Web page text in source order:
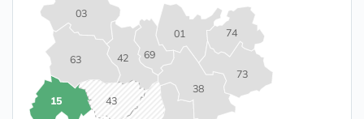
01
03
15
38
42
43
63
69
73
74